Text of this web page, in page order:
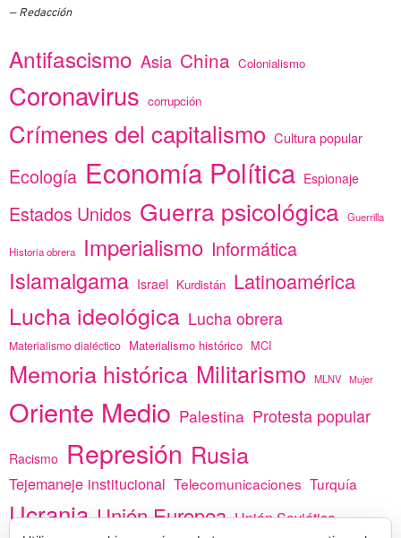
Redacción
Antifascismo Asia China Colonialismo
Coronavirus corrupción
Crímenes del capitalismo Cultura popular
Ecología Economía Política Espionaje
Estados Unidos Guerra psicológica Guerrilla
Historia obrera Imperialismo Informática
Islamalgama Israel Kurdistán Latinoamérica
Lucha ideológica Lucha obrera
Materialismo dialéctico Materialismo histórico MCI
Memoria histórica Militarismo MLNV Mujer
Oriente Medio Palestina Protesta popular
Racismo Represión Rusia
Tejemaneje institucional Telecomunicaciones Turquía
Ucrania Unión Europea Unión Soviética